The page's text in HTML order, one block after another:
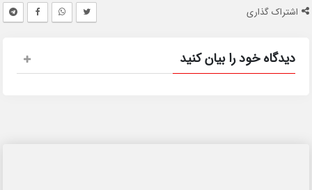
اشتراک گذاری
دیدگاه خود را بیان کنید